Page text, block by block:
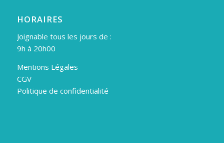
HORAIRES
Joignable tous les jours de :
9h à 20h00
Mentions Légales
CGV
Politique de confidentialité